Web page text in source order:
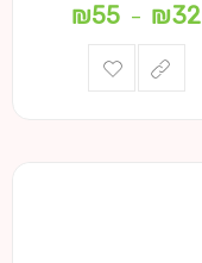
₪32
–
₪55